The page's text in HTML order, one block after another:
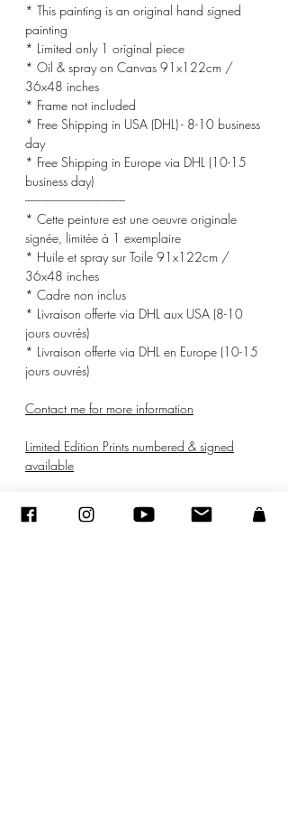
* This painting is an original hand signed
painting
* Limited only 1 original piece
* Oil & spray on Canvas 91x122cm /
36x48 inches
* Frame not included
* Free Shipping in USA (DHL) - 8-10 business
day
* Free Shipping in Europe via DHL (10-15
business day)
-------------------------------------
* Cette peinture est une oeuvre originale
signée, limitée à 1 exemplaire
* Huile et spray sur Toile 91x122cm /
36x48 inches
* Cadre non inclus
* Livraison offerte via DHL aux USA (8-10
jours ouvrés)
* Livraison offerte via DHL en Europe (10-15
jours ouvrés)
Contact me for more information
Limited Edition Prints numbered & signed
available
© ADAGP